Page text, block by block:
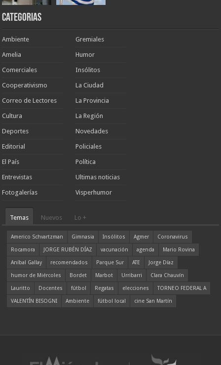
Categorias
Ambiente
Amelia
Comerciales
Cooperativismo
Correo de Lectores
Cultura
Deportes
Editorial
El País
Entrevistas
Fotogalerías
Gremiales
Humor
Insólitos
La Ciudad
La Provincia
La Región
Novedades
Policiales
Política
Ultimas noticias
Visperhumor
Temas Nuevos Lo +
Americo Schvartzman Gimnasia Insólitos Agmer
Coronavirus
Rocamora
JORGE RUBÉN DÍAZ vacunación agenda
Mario Rovina
Aníbal Gallay
recomendados Parque Sur ATE
Jorge Díaz
humor de Miércoles
Bordet Marbot Urribarri
Clara Chauvín
Lauritto
Docentes fútbol Regatas elecciones
TORNEO FEDERAL A
VALENTÍN BISOGNI
Ambiente fútbol local cine San Martín